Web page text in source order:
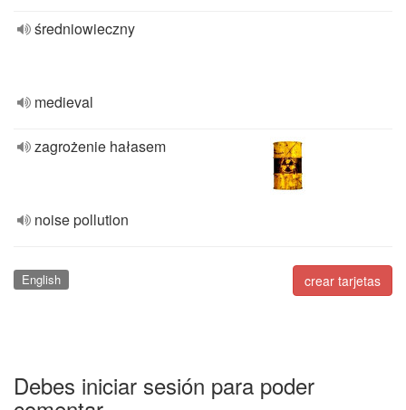
średniowieczny
medieval
zagrożenie hałasem
noise pollution
crear tarjetas
English
Debes iniciar sesión para poder